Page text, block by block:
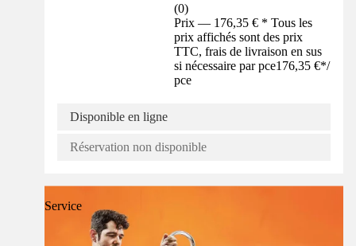
(0)
Prix — 176,35 € * Tous les
prix affichés sont des prix
TTC, frais de livraison en sus
si nécessaire par pce176,35 €*/
pce
Disponible en ligne
Réservation non disponible
Service